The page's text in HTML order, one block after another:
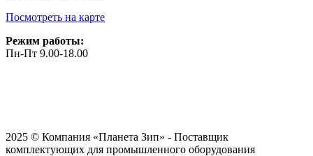
Посмотреть на карте
Режим работы:
Пн-Пт 9.00-18.00
2025 © Компания «Планета Зип» - Поставщик
комплектующих для промышленного оборудования